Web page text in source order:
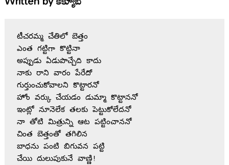
టీచరమ్మ చేతిలో బెత్తం
ఎంత గట్టిగా కొట్టినా
అప్పుడు ఏడుపొచ్చేది కాదు
నాకు రాని వారం పేరేదో
గుర్తుంచుకోవాలని కొట్టారనో
హోం వర్కు చేయడం డుమ్మా కొట్టాననో
ఇంట్లో నూనెలేక తలకు పెట్టుకోలేదనో
నా తోటి మిత్రున్ని ఆట పట్టించాననో
చింత బెత్తంతో తగిలిన
బాధను పంటి బిగువన పట్టి
చేయి దులుపుకునే వాణ్ణి!